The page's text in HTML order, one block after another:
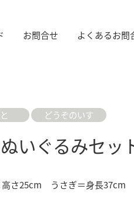
お問合せ よくあるお問
どうぞのいす
いぐるみセッ
さ25cm うさぎ＝身長37cm